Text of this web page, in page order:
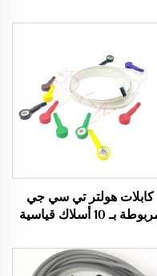
كابلات هولتر تي سي جي
مربوطة بـ 10 أسلاك قياسية